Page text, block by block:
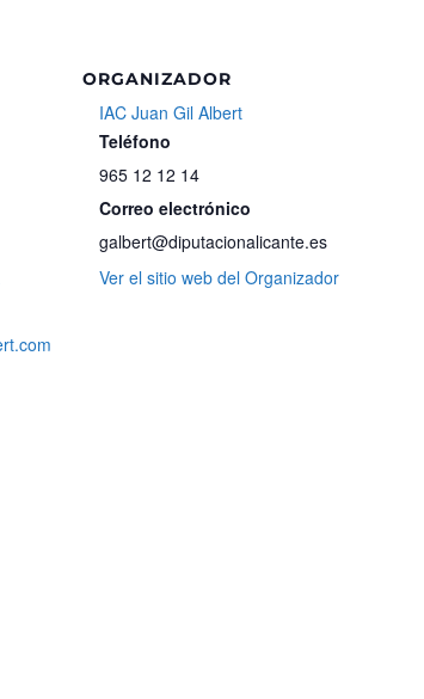
ORGANIZADOR
IAC Juan Gil Albert
Teléfono
965 12 12 14
Correo electrónico
galbert@diputacionalicante.es
Ver el sitio web del Organizador